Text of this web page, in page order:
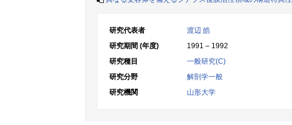
研究代表者
渡辺 皓
研究期間 (年度)
1991 – 1992
研究種目
一般研究(C)
研究分野
解剖学一般
研究機関
山形大学